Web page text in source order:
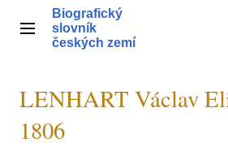
obsahHlavní menu
Biografický
slovník
českých zemí
LENHART Václav
1806